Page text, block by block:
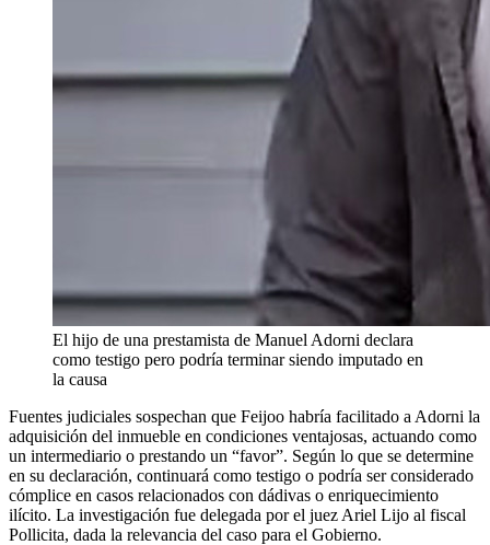
El hijo de una prestamista de Manuel Adorni declara
como testigo pero podría terminar siendo imputado en
la causa
Fuentes judiciales sospechan que Feijoo habría facilitado a Adorni la
adquisición del inmueble en condiciones ventajosas, actuando como
un intermediario o prestando un “favor”. Según lo que se determine
en su declaración, continuará como testigo o podría ser considerado
cómplice en casos relacionados con dádivas o enriquecimiento
ilícito. La investigación fue delegada por el juez Ariel Lijo al fiscal
Pollicita, dada la relevancia del caso para el Gobierno.